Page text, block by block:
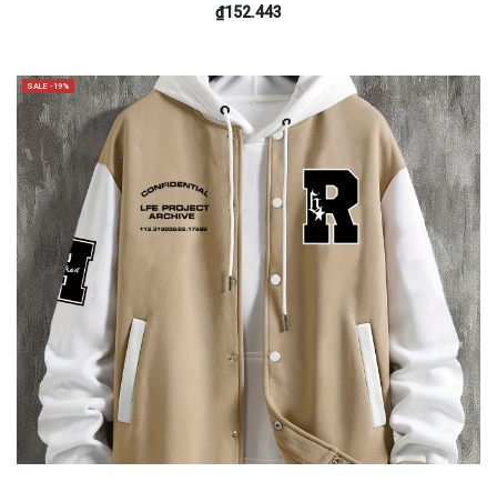
₫152.443
SALE -19%